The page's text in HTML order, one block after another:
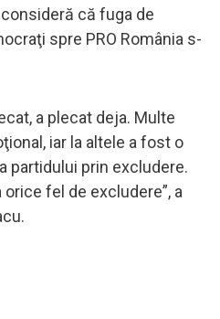
că fuga de
spre PRO România s-
a plecat deja. Multe
iar la altele a fost o
partidului prin excludere.
fel de excludere”, a